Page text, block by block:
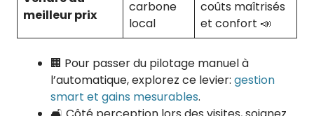
meilleur prix
carbone
local
coûts maîtrisés
et confort 📣
🏢 Pour passer du pilotage manuel à
l’automatique, explorez ce levier: gestion
smart et gains mesurables.